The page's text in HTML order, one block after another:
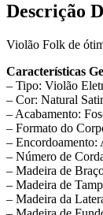
Descrição
Violão Folk de
Características
– Tipo: Violão
– Cor: Natural
– Acabamento:
– Formato do
– Encordoamento:
– Número de
– Madeira de
– Madeira de
– Madeira da